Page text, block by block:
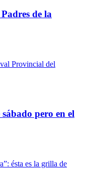
de la
pero en el